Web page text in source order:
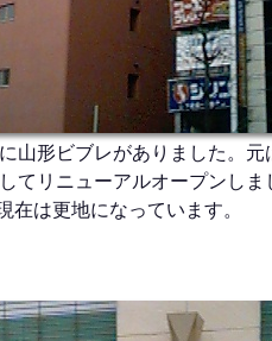
山形ビブレがありました。
てリニューアルオープンし
在は更地になっています。